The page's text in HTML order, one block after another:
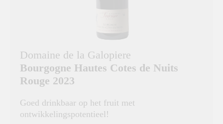
Domaine de la Galopiere
Bourgogne Hautes Cotes de Nuits
Rouge 2023
Goed drinkbaar op het fruit met
ontwikkelingspotentieel!